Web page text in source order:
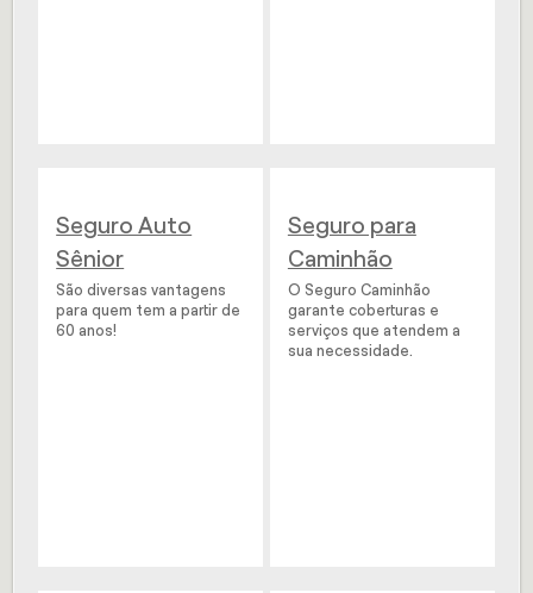
Seguro Auto
Sênior
São diversas vantagens
para quem tem a partir de
60 anos!
Seguro para
Caminhão
O Seguro Caminhão
garante coberturas e
serviços que atendem a
sua necessidade.